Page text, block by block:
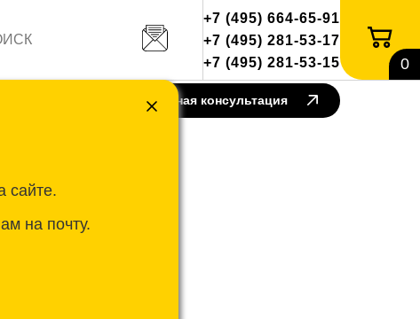
+7 (495) 664-65-91
+7 (495) 281-53-17
+7 (495) 281-53-15
0
Бесплатная консультация
сайте.
на почту.